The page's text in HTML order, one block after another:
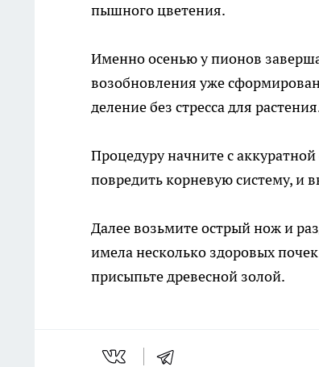
пышного цветения.
Именно осенью у пионов
возобновления уже
деление без стресса для
Процедуру начните с
повредить корневую систему, и
Далее возьмите острый нож и
имела несколько здоровых
присыпьте древесной золой.